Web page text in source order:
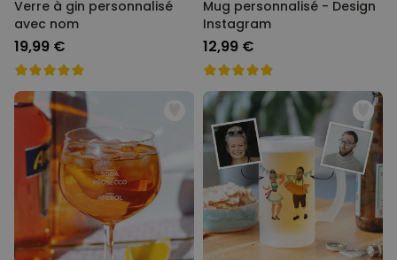
Verre à gin personnalisé
avec nom
19,99 €
Mug personnalisé - Design
Instagram
12,99 €